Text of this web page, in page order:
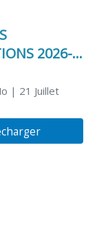
2026-
| 21 Juillet